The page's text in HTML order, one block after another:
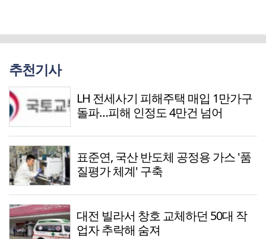
추천기사
LH 전세사기 피해주택 매입 1만가구
돌파…피해 인정도 4만건 넘어
표준연, 국산 반도체 공정용 가스 '품
질평가 체계' 구축
대전 빌라서 창호 교체하던 50대 작
업자 추락해 숨져